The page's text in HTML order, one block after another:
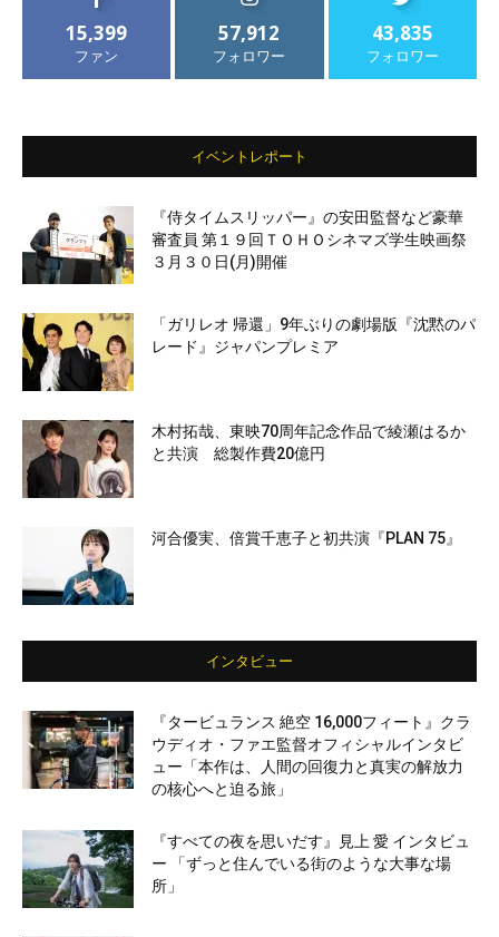
15,399
ファン
57,912
フォロワー
43,835
フォロワー
イベントレポート
『侍タイムスリッパー』の安田監督など豪華
審査員 第１９回ＴＯＨＯシネマズ学生映画祭
３月３０日(月)開催
「ガリレオ 帰還」9年ぶりの劇場版『沈黙のパ
レード』ジャパンプレミア
木村拓哉、東映70周年記念作品で綾瀬はるか
と共演 総製作費20億円
河合優実、倍賞千恵子と初共演『PLAN 75』
インタビュー
『タービュランス 絶空 16,000フィート』クラ
ウディオ・ファエ監督オフィシャルインタビ
ュー「本作は、人間の回復力と真実の解放力
の核心へと迫る旅」
『すべての夜を思いだす』見上 愛 インタビュ
ー 「ずっと住んでいる街のような大事な場
所」